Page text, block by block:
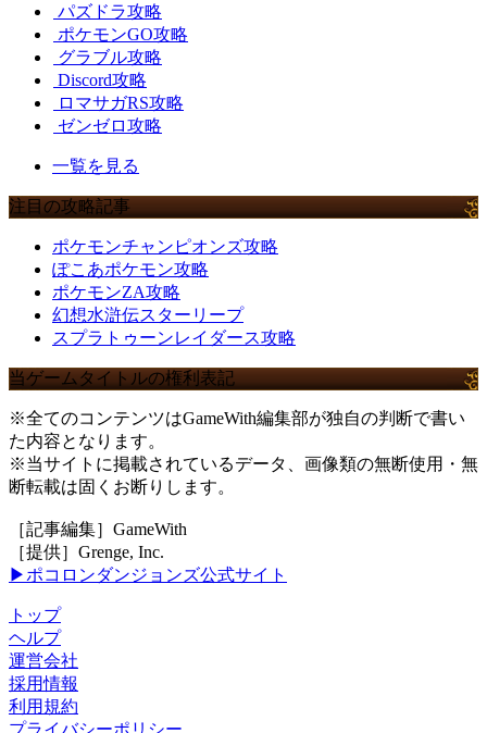
パズドラ攻略
ポケモンGO攻略
グラブル攻略
Discord攻略
ロマサガRS攻略
ゼンゼロ攻略
一覧を見る
注目の攻略記事
ポケモンチャンピオンズ攻略
ぽこあポケモン攻略
ポケモンZA攻略
幻想水滸伝スターリープ
スプラトゥーンレイダース攻略
当ゲームタイトルの権利表記
※全てのコンテンツはGameWith編集部が独自の判断で書い
た内容となります。
※当サイトに掲載されているデータ、画像類の無断使用・無
断転載は固くお断りします。
［記事編集］GameWith
［提供］Grenge, Inc.
▶ポコロンダンジョンズ公式サイト
トップ
ヘルプ
運営会社
採用情報
利用規約
プライバシーポリシー